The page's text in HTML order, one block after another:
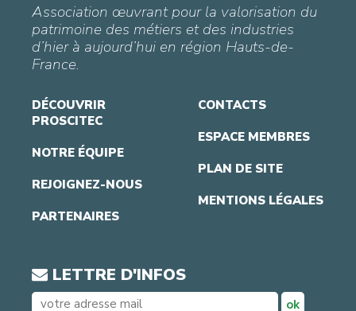
Association œuvrant pour la valorisation du
patrimoine des métiers et des industries
d’hier à aujourd’hui en région Hauts-de-
France.
DÉCOUVRIR
PROSCITEC
NOTRE ÉQUIPE
REJOIGNEZ-NOUS
PARTENAIRES
CONTACTS
ESPACE MEMBRES
PLAN DE SITE
MENTIONS LÉGALES
LETTRE D'INFOS